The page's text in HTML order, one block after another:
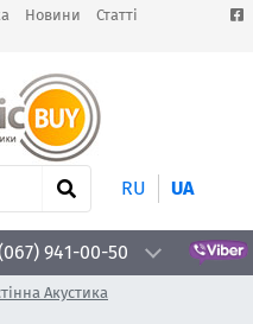
Новини
Статті
RU UA
941-00-50
Акустика